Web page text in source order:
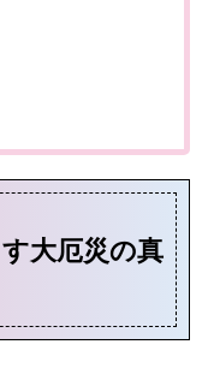
大厄災の真